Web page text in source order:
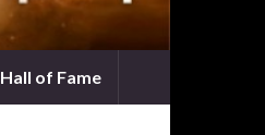
Hall of Fame